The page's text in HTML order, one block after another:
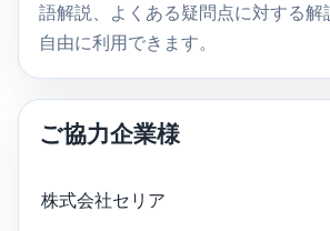
語解説、よくある疑問点に対する解
自由に利用できます。
ご協力企業様
株式会社セリア